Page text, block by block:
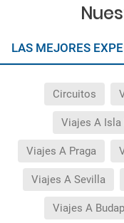
LAS MEJORES
Circuitos
Viajes A
Viajes A Praga
Viajes A Sevilla
Viajes A